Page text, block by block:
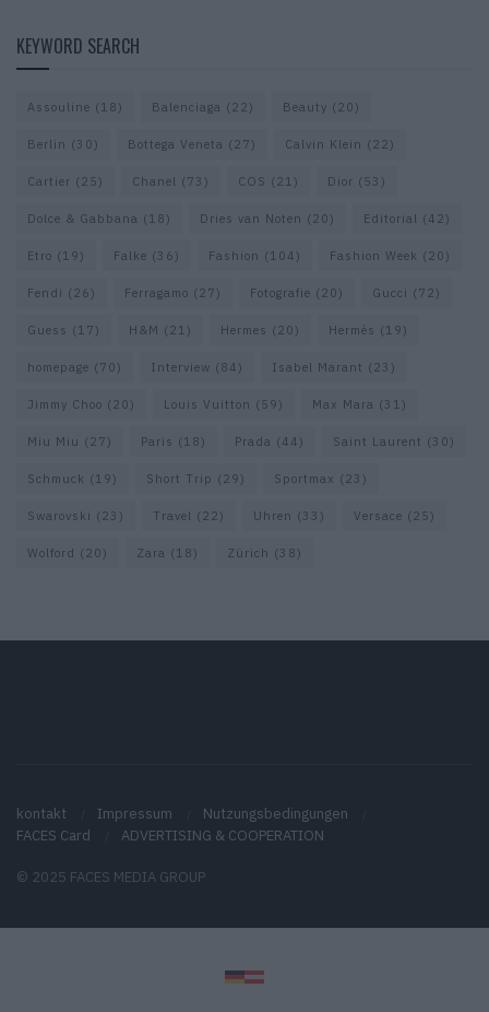
KEYWORD SEARCH
Assouline (18) Balenciaga (22) Beauty (20)
Berlin (30) Bottega Veneta (27) Calvin Klein (22)
Cartier (25) Chanel (73) COS (21) Dior (53)
Dolce & Gabbana (18) Dries van Noten (20) Editorial (42)
Etro (19) Falke (36) Fashion (104) Fashion Week (20)
Fendi (26) Ferragamo (27) Fotografie (20) Gucci (72)
Guess (17) H&M (21) Hermes (20) Hermès (19)
homepage (70) Interview (84) Isabel Marant (23)
Jimmy Choo (20) Louis Vuitton (59) Max Mara (31)
Miu Miu (27) Paris (18) Prada (44) Saint Laurent (30)
Schmuck (19) Short Trip (29) Sportmax (23)
Swarovski (23) Travel (22) Uhren (33) Versace (25)
Wolford (20) Zara (18) Zürich (38)
kontakt Impressum
Nutzungsbedingungen
FACES Card
ADVERTISING & COOPERATION
© 2025 FACES MEDIA GROUP